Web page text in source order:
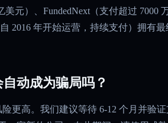
元）、FundedNext（支付超过 7000
2016 年开始运营，持续支付）拥有最
动成为骗局吗？
更高。我们建议等待 6-12 个月并验证